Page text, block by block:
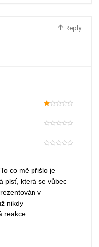
Reply
co mě přišlo je
plsť, která se vůbec
v
nikdy
reakce